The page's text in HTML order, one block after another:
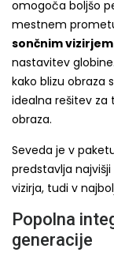
omogoča boljšo
mestnem
sončnim vizirjem
nastavitev
kako blizu obraza
idealna rešitev za
obraza.
Seveda je v
predstavlja
vizirja, tudi v
Popolna
generacije